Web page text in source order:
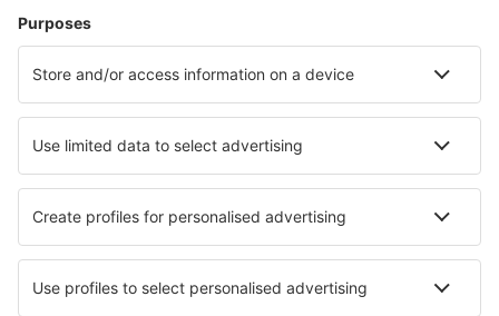
Hoteluri în Zingst
Hoteluri în Westerland Hoteluri în Nesselwang
Hoteluri în Goohren-Lebbin Hoteluri în Kassel
Hoteluri în Essen Hoteluri în Monschau
Cele mai bune hoteluri - orașe
Hoteluri în Chorey-les-Beaune Hoteluri în Omokoroa